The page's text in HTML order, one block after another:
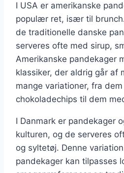
I USA er amerikanske
populær ret, især til
de traditionelle danske
serveres ofte med sirup,
Amerikanske pandekager
klassiker, der aldrig går af
mange variationer, fra
chokoladechips til dem
I Danmark er pandekager
kulturen, og de serveres
og syltetøj. Denne
pandekager kan tilpasses